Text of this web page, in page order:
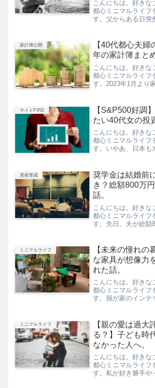
こんにちは。好きな
都心ミニマルライフ
す。父からある日突
と…まごうことなき
な、なにごと？！今
家計簿公開
【40代都心夫
年の家計簿まとめ
こんにちは。好きな
都心ミニマルライフ
す。2023年1月より
簿の結果を、記録の
ます。自分用の記録
サイドFIRE
【S&P500好調
たい40代女の投
こんにちは。好きな
都心ミニマルライフ
す。いやあ、日本も
ぶりに3万3千円台
た。投資額の推移と
資産形成
奨学金は結婚前
き？総額800万
話。
こんにちは。好きな
都心ミニマルライフ
す。先日、夫が総額
が、先日そのことを
いがけず多くの反応
ミニマルライフ
【未来の憧れの
な家具が想像力
れた話。
こんにちは。好きな
都心ミニマルライフ
す。我が家のインテ
ダイニングテーブル
のなのですが、夫と
ミニマルライフ
【親の愛は過大
る？】子ども時
なかった人へ。
こんにちは。好きな
都心ミニマルライフ
す。私が好き勝手や